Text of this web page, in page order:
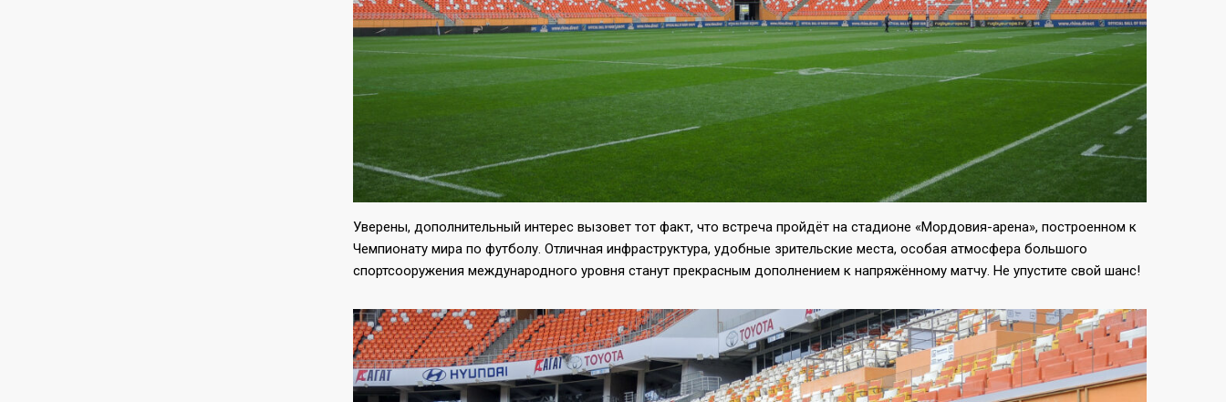
Уверены, дополнительный интерес вызовет тот факт, что встреча пройдёт на стадионе «Мордовия-арена», построенном к
Чемпионату мира по футболу. Отличная инфраструктура, удобные зрительские места, особая атмосфера большого
спортсооружения международного уровня станут прекрасным дополнением к напряжённому матчу. Не упустите свой шанс!